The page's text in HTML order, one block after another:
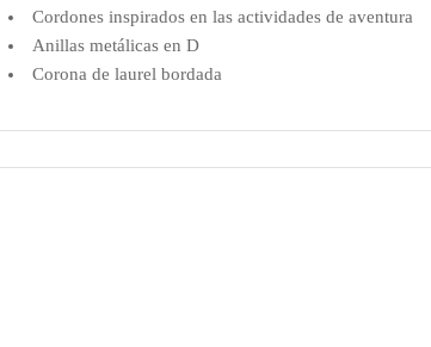
Cordones inspirados en las actividades de aventura
Anillas metálicas en D
Corona de laurel bordada